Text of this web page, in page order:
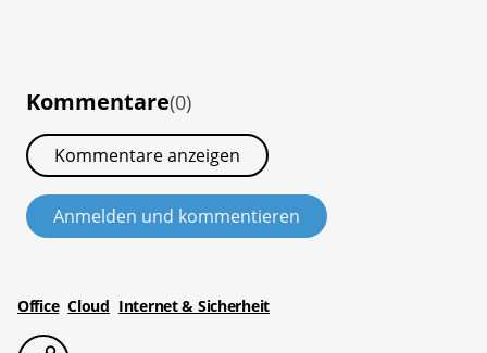
Kommentare(0)
Kommentare anzeigen
Anmelden und kommentieren
Office Cloud Internet & Sicherheit